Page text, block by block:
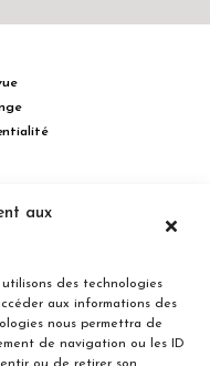
aux
utilisons des technologies
aux informations des
nous permettra de
de navigation ou les ID
2E4 Canada